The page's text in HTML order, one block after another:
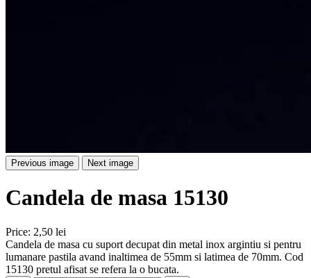
Previous image Next image
Candela de masa 15130
Price: 2,50 lei
Candela de masa cu suport decupat din metal inox argintiu si pentru
lumanare pastila avand inaltimea de 55mm si latimea de 70mm. Cod
15130 pretul afisat se refera la o bucata.